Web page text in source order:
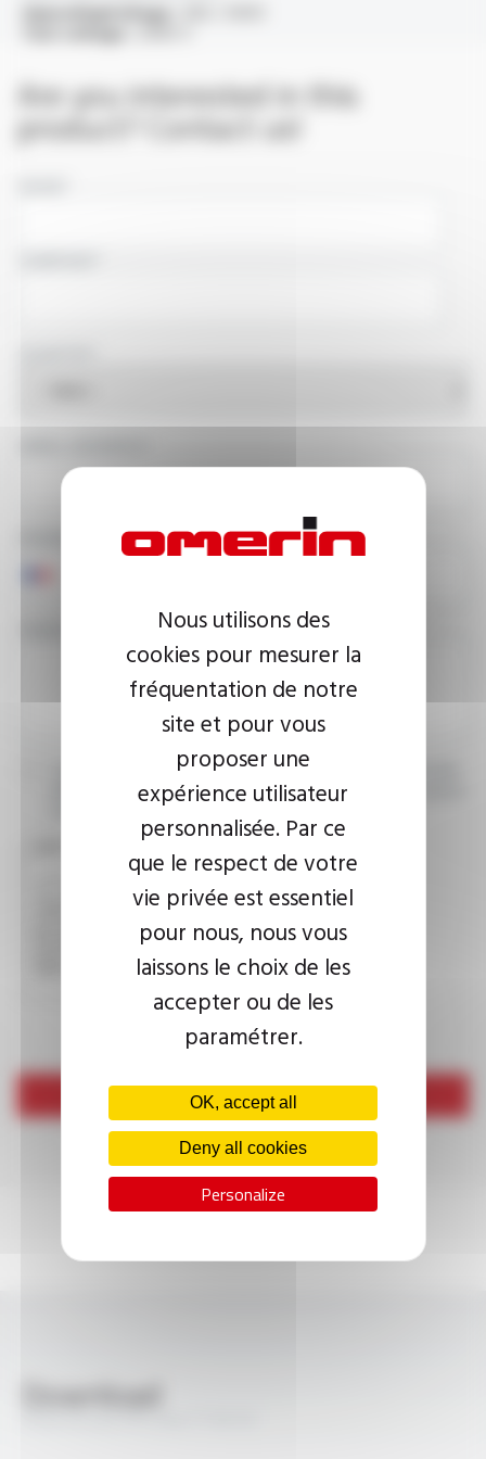
OperatingVoltage :
2000 V
Are you interested in this
product? Contact us!
PHONE NUMBER
I agree that the information entered may be used in connection
with my request for information. For further information, please
privacy policy.
This question is used to verify whether you are a human
Send
Download
PROFIPLAST® LiYw FT3010
Nous utilisons des
cookies pour mesurer la
fréquentation de notre
site et pour vous
proposer une
expérience utilisateur
personnalisée. Par ce
que le respect de votre
vie privée est essentiel
pour nous, nous vous
laissons le choix de les
accepter ou de les
paramétrer.
OK, accept all
Deny all cookies
Personalize